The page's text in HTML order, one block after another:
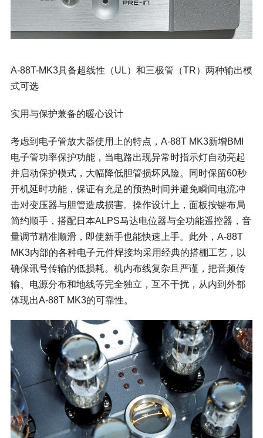
A-88T-MK3具备超线性（UL）和三极管（TR）两种输出模
式可选
实用与保护兼备的暖心设计
考虑到电子管放大器使用上的特点，A-88T MK3新增BMI
电子管功率保护功能，当电路出现异常时指示灯自动亮起
并启动保护模式，大幅降低胆管损坏风险。同时保留60秒
开机延时功能，保证有充足的预热时间并避免瞬间电流冲
击对变压器与胆管造成损害。操作设计上，面板按键布局
简约顺手，搭配日本ALPS马达电位器与全功能遥控器，音
量调节精准顺滑，即使新手也能快速上手。此外，A-88T
MK3内部的各种电子元件焊接均采用经典的搭棚工艺，以
确保讯号传输的低损耗。机内布线复杂且严谨，把音频传
输、电源分布和地线等完全独立，互不干扰，从内到外都
体现出A-88T MK3的可靠性。